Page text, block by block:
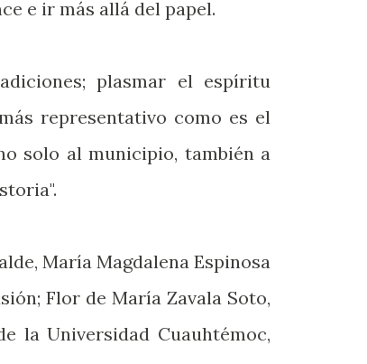
e ir más allá del papel.
plasmar el espíritu
representativo como es el
solo al municipio, también a
María Magdalena Espinosa
Flor de María Zavala Soto,
la Universidad Cuauhtémoc,